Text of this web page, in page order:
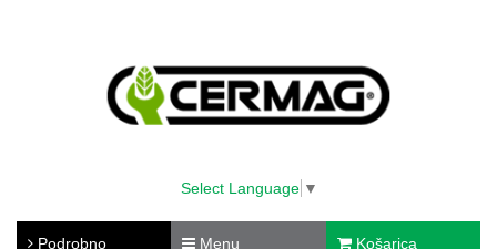
Select Language ▼
Podrobno Menu Košarica